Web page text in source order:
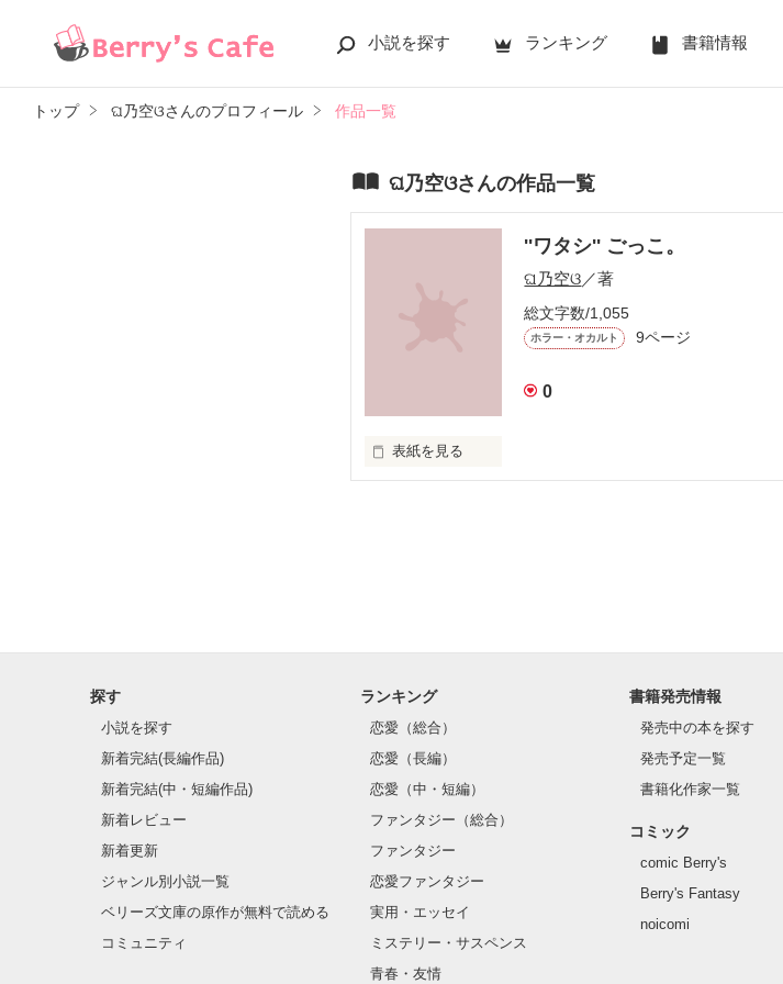
小説を探す ランキング 書籍情報
トップ ଘ乃空ଓさんのプロフィール 作品一覧
ଘ乃空ଓさんの作品一覧
''ワタシ'' ごっこ。
ଘ乃空ଓ／著
総文字数/1,055
ホラー・オカルト 9ページ
0
表紙を見る
そう目の前の私はいった。
_______________
初作品です。
フラフラーっと書いていきたいとおもいます。
国語。苦手です。
誤字脱字あったり、変なとこあったりが多いとおもうので
ばんばんゆってもらえると嬉しいです！
探す
小説を探す
新着完結(長編作品)
新着完結(中・短編作品)
新着レビュー
新着更新
ジャンル別小説一覧
ベリーズ文庫の原作が無料で読める
コミュニティ
ランキング
恋愛（総合）
恋愛（長編）
恋愛（中・短編）
ファンタジー（総合）
ファンタジー
恋愛ファンタジー
実用・エッセイ
ミステリー・サスペンス
青春・友情
書籍発売情報
発売中の本を探す
発売予定一覧
書籍化作家一覧
コミック
comic Berry's
Berry's Fantasy
noicomi